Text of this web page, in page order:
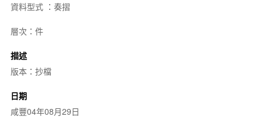
資料型式 ：奏摺
層次：件
描述
版本：抄檔
日期
咸豐04年08月29日